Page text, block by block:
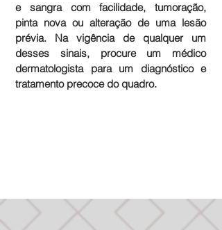
e sangra com facilidade, tumoração,
pinta nova ou alteração de uma lesão
prévia. Na vigência de qualquer um
desses sinais, procure um médico
dermatologista para um diagnóstico e
tratamento precoce do quadro.